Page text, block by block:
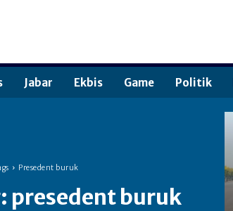
Jabar Ekbis Game Politik
Presedent buruk
presedent buruk